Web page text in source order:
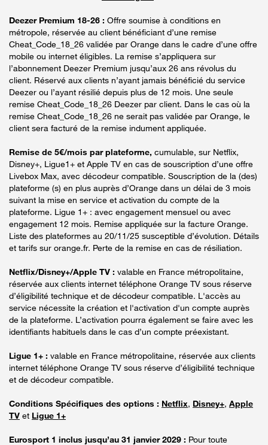
Deezer Premium 18-26 : Offre soumise à conditions en
métropole, réservée au client bénéficiant d’une remise
Cheat_Code_18_26 validée par Orange dans le cadre d’une offre
mobile ou internet éligibles. La remise s’appliquera sur
l’abonnement Deezer Premium jusqu’aux 26 ans révolus du
client. Réservé aux clients n’ayant jamais bénéficié du service
Deezer ou l’ayant résilié depuis plus de 12 mois. Une seule
remise Cheat_Code_18_26 Deezer par client. Dans le cas où la
remise Cheat_Code_18_26 ne serait pas validée par Orange, le
client sera facturé de la remise indument appliquée.
Remise de 5€/mois par plateforme, cumulable, sur Netflix,
Disney+, Ligue1+ et Apple TV en cas de souscription d’une offre
Livebox Max, avec décodeur compatible. Souscription de la (des)
plateforme (s) en plus auprès d’Orange dans un délai de 3 mois
suivant la mise en service et activation du compte de la
plateforme. Ligue 1+ : avec engagement mensuel ou avec
engagement 12 mois. Remise appliquée sur la facture Orange.
Liste des plateformes au 20/11/25 susceptible d’évolution. Détails
et tarifs sur orange.fr. Perte de la remise en cas de résiliation.
Netflix/Disney+/Apple TV : valable en France métropolitaine,
réservée aux clients internet téléphone Orange TV sous réserve
d’éligibilité technique et de décodeur compatible. L'accès au
service nécessite la création et l'activation d'un compte auprès
de la plateforme. L’activation pourra également se faire avec les
identifiants habituels dans le cas d’un compte préexistant.
Ligue 1+ : valable en France métropolitaine, réservée aux clients
internet téléphone Orange TV sous réserve d’éligibilité technique
et de décodeur compatible.
Conditions Spécifiques des options : Netflix, Disney+, Apple
TV et Ligue 1+
Eurosport 1 inclus jusqu’au 31 janvier 2029 : Pour toute